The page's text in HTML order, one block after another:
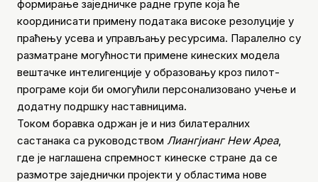
формирање заједничке радне групе која ће
координисати примену података високе резолуције у
праћењу усева и управљању ресурсима. Паралелно су
разматране могућности примене кинеских модела
вештачке интелигенције у образовању кроз пилот-
програме који би омогућили персонализовано учење и
додатну подршку наставницима.
Током боравка одржан је и низ билатералних
састанака са руководством Лиангјианг Неw Ареа,
где је наглашена спремност кинеске стране да се
размотре заједнички пројекти у областима нове